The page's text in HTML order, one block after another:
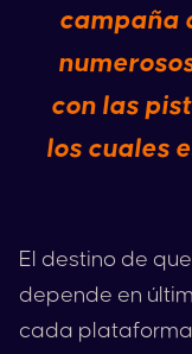
campaña
con las
los cuales
El destino de
depende en
cada plataforma